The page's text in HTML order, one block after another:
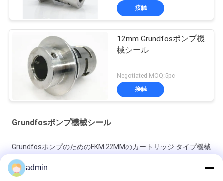
接触
12mm Grundfosポンプ機
械シール
Negotiated MOQ:5pc
接触
Grundfosポンプ機械シール
GrundfosポンプのためのFKM 22MMのカートリッジ タイプ機械
シール
admin